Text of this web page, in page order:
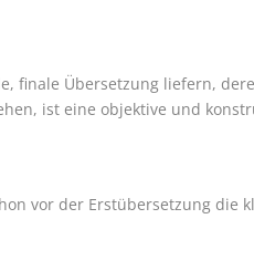
finale Übersetzung liefern,
ist eine objektive und
vor der Erstübersetzung